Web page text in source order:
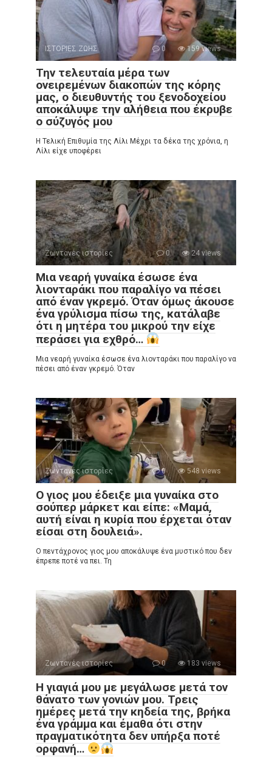
ΙΣΤΟΡΙΕΣ ΖΩΗΣ 0 159 views
Την τελευταία μέρα των
ονειρεμένων διακοπών της κόρης
μας, ο διευθυντής του ξενοδοχείου
αποκάλυψε την αλήθεια που έκρυβε
ο σύζυγός μου
Η Τελική Επιθυμία της Λίλι Μέχρι τα δέκα της χρόνια, η
Λίλι είχε υποφέρει
Ζωντανές ιστορίες 0 24 views
Μια νεαρή γυναίκα έσωσε ένα
λιονταράκι που παραλίγο να πέσει
από έναν γκρεμό. Όταν όμως άκουσε
ένα γρύλισμα πίσω της, κατάλαβε
ότι η μητέρα του μικρού την είχε
περάσει για εχθρό…
Μια νεαρή γυναίκα έσωσε ένα λιονταράκι που παραλίγο να
πέσει από έναν γκρεμό. Όταν
Ζωντανές ιστορίες 0 548 views
Ο γιος μου έδειξε μια γυναίκα στο
σούπερ μάρκετ και είπε: «Μαμά,
αυτή είναι η κυρία που έρχεται όταν
είσαι στη δουλειά».
Ο πεντάχρονος γιος μου αποκάλυψε ένα μυστικό που δεν
έπρεπε ποτέ να πει. Τη
Ζωντανές ιστορίες 0 183 views
Η γιαγιά μου με μεγάλωσε μετά τον
θάνατο των γονιών μου. Τρεις
ημέρες μετά την κηδεία της, βρήκα
ένα γράμμα και έμαθα ότι στην
πραγματικότητα δεν υπήρξα ποτέ
ορφανή…